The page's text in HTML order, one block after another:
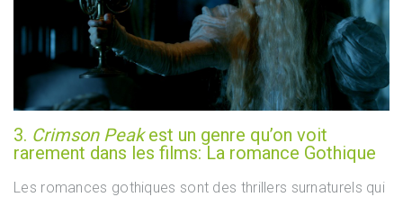
3. Crimson Peakest un genre qu’on voit
rarement dans les films: La romance Gothique
Les romances gothiques sont des thrillers surnaturels qui